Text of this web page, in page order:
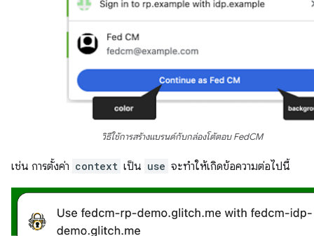
วิธีใช้การสร้างแบรนด์กับกล่องโต้ตอบ FedCM
เช่น การตั้งค่า context เป็น use จะทำให้เกิดข้อความต่อไปนี้